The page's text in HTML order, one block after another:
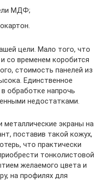
МДФ;
цели. Мало того, что
со временем коробится
стоимость панелей из
Единственное
обработке напрочь
недостатками.
металлические экраны на
поставив такой кожух,
что практически
тонколистовой
желаемого цвета и
на профилях для